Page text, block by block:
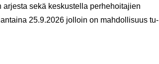
sekä kes­kus­tel­la per­he­hoi­ta­jien
25.9.2026 jol­loin on mah­dol­li­suus tu­